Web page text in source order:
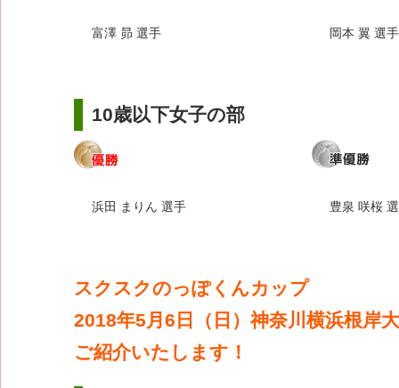
富澤 昴 選手 岡本 翼 選手
10歳以下女子の部
浜田 まりん 選手 豊泉 咲桜
スクスクのっぽくんカップ
2018年5月6日（日）神奈川横浜根岸
ご紹介いたします！